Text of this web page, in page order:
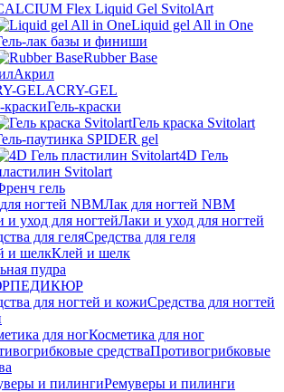
Flex Liquid Gel SvitolArt
Liquid gel All in One
лак базы и финиши
Rubber Base
Акрил
ACRY-GEL
Гель-краски
Гель краска Svitolart
паутинка SPIDER gel
4D Гель
Svitolart
гель
Лак для ногтей NBM
Лаки и уход для ногтей
Средства для геля
Клей и шелк
пудра
ПЕДИКЮР
Средства для ногтей
Косметика для ног
Противогрибковые
Ремуверы и пилинги